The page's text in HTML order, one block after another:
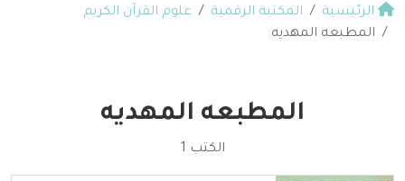
الرئيسية المكتبة الرقمية
علوم القرآن الكريم
المطبعه المهديه
المطبعه المهديه
الكتب 1